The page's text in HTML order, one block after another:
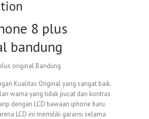
8 plus
bandung
original Bandung
Kualitas Original yang sangat baik.
warna yang tidak pucat dan kontras
dengan LCD bawaan iphone baru.
LCD ini memiliki garansi selama